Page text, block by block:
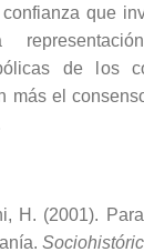
que
de los
más el
H. (2001).